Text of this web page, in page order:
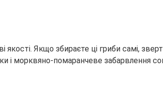
Якщо збираєте ці гриби самі,
і морквяно-помаранчеве забарвлення